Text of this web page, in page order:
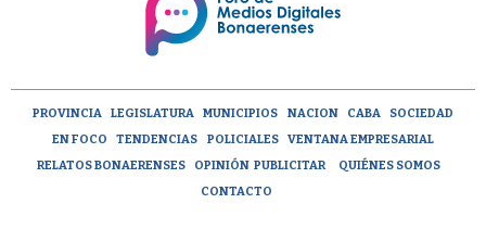
PROVINCIA LEGISLATURA MUNICIPIOS NACION CABA
SOCIEDAD
EN FOCO
TENDENCIAS POLICIALES
VENTANA EMPRESARIAL
RELATOS BONAERENSES
OPINIÓN PUBLICITAR
QUIÉNES SOMOS
CONTACTO